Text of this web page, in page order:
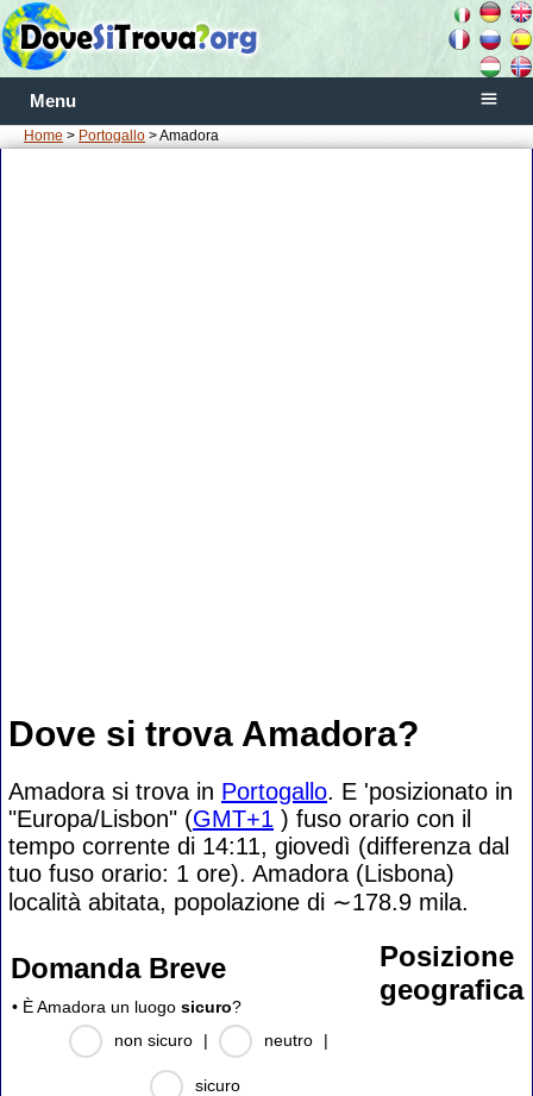
Menu
Home > Portogallo > Amadora
Dove si trova Amadora?
Amadora si trova in Portogallo. E 'posizionato in
"Europa/Lisbon" (GMT+1 ) fuso orario con il
tempo corrente di 14:11, giovedì (differenza dal
tuo fuso orario: 1 ore). Amadora (Lisbona)
località abitata, popolazione di ∼178.9 mila.
Domanda Breve
• È Amadora un luogo sicuro?
non sicuro
| neutro |
sicuro
Posizione
geografica